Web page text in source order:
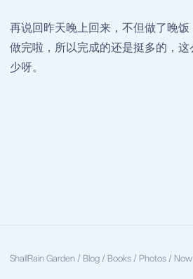
再说回昨天晚上回来，不但做了晚
做完啦，所以完成的还是挺多的，
少呀。
ShallRain Garden / Blog / Books / Photos / Now